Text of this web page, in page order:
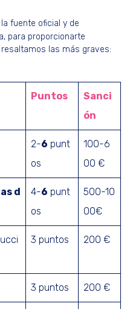
la fuente oficial y de
para proporcionarte
las más graves:
Puntos
Sanci
ón
2-6 punt
os
100-6
00 €
d
4-6 punt
os
500-10
00€
3 puntos 200 €
3 puntos 200 €